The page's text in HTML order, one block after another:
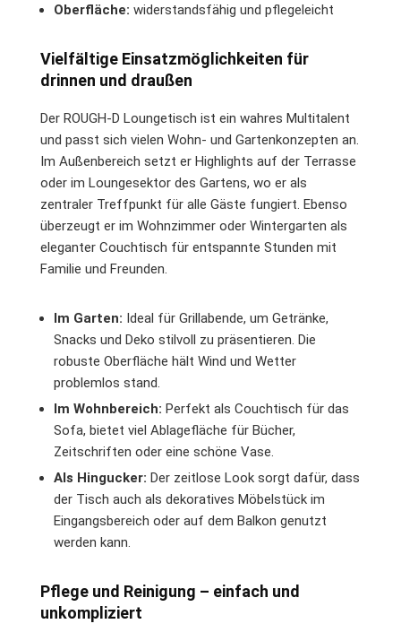
Oberfläche: widerstandsfähig und pflegeleicht
Vielfältige Einsatzmöglichkeiten für
drinnen und draußen
Der ROUGH-D Loungetisch ist ein wahres Multitalent
und passt sich vielen Wohn- und Gartenkonzepten an.
Im Außenbereich setzt er Highlights auf der Terrasse
oder im Loungesektor des Gartens, wo er als
zentraler Treffpunkt für alle Gäste fungiert. Ebenso
überzeugt er im Wohnzimmer oder Wintergarten als
eleganter Couchtisch für entspannte Stunden mit
Familie und Freunden.
Im Garten: Ideal für Grillabende, um Getränke,
Snacks und Deko stilvoll zu präsentieren. Die
robuste Oberfläche hält Wind und Wetter
problemlos stand.
Im Wohnbereich: Perfekt als Couchtisch für das
Sofa, bietet viel Ablagefläche für Bücher,
Zeitschriften oder eine schöne Vase.
Als Hingucker: Der zeitlose Look sorgt dafür, dass
der Tisch auch als dekoratives Möbelstück im
Eingangsbereich oder auf dem Balkon genutzt
werden kann.
Pflege und Reinigung – einfach und
unkompliziert